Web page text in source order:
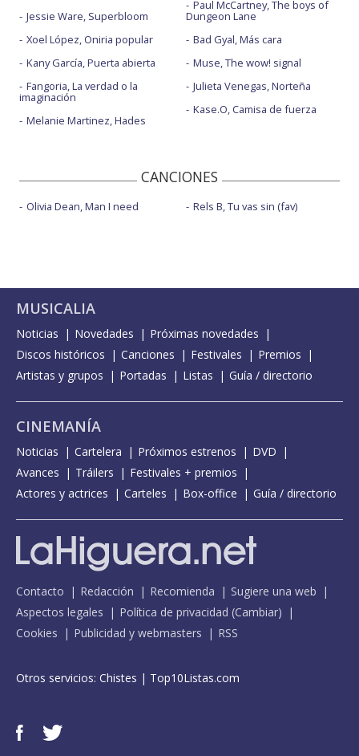
Jessie Ware, Superbloom
Xoel López, Oniria popular
Kany García, Puerta abierta
Fangoria, La verdad o la
imaginación
Melanie Martinez, Hades
Paul McCartney, The boys of
Dungeon Lane
Bad Gyal, Más cara
Muse, The wow! signal
Julieta Venegas, Norteña
Kase.O, Camisa de fuerza
CANCIONES
Olivia Dean, Man I need Rels B, Tu vas sin (fav)
MUSICALIA
Noticias Novedades
Próximas novedades
Discos históricos
Canciones Festivales
Premios
Artistas y grupos
Portadas Listas Guía / directorio
CINEMANÍA
Noticias Cartelera Próximos estrenos
DVD
Avances
Tráilers
Festivales + premios
Actores y actrices
Carteles Box-office Guía / directorio
Contacto Redacción Recomienda
Sugiere una web
Aspectos legales
Política de privacidad (Cambiar)
Cookies
Publicidad y webmasters RSS
Otros servicios: Chistes | Top10Listas.com